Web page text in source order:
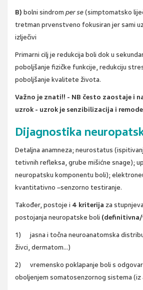
B) bolni sindrom per se(simptomatsko
tretman prvenstveno fokusiran jer sami
izlječivi
Primarni cilj je redukcija boli dok u
poboljšanje fizičke funkcije, redukciju
poboljšanje kvalitete života.
Važno je znati!! - NB često zaostaje i
uzrok - uzrok je senzibilizacija i
Dijagnostika
Detaljna anamneza; neurostatus
tetivnih refleksa, grube mišićne snage);
neuropatsku komponentu boli);
kvantitativno –senzorno testiranje.
Također, postoje i 4 kriterija za
postojanja neuropatske boli
1) jasna i točna neuroanatomska
živci, dermatom...)
2) vremensko poklapanje boli s
oboljenjem somatosenzornog sistema (iz